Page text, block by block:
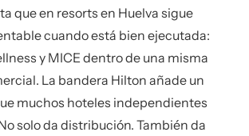
que en resorts en Huelva sigue
cuando está bien ejecutada:
y MICE dentro de una misma
La bandera Hilton añade un
muchos hoteles independientes
solo da distribución. También da